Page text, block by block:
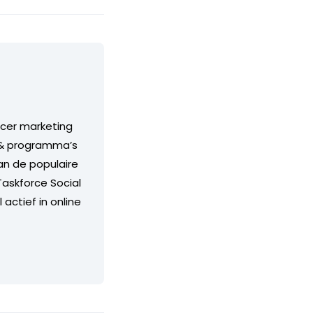
marketing
programma’s
de populaire
Social
actief in online